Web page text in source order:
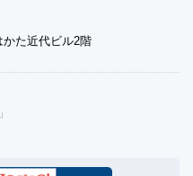
た近代ビル2階